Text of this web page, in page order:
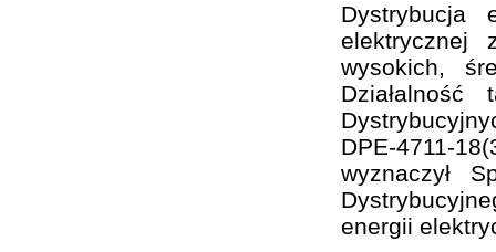
Dystrybucja
elektrycznej
wysokich,
DPE-4711-
wyznaczył
energii